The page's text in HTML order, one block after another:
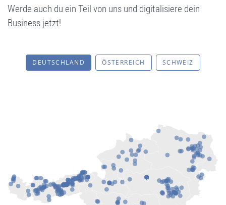
Werde auch du ein Teil von uns und digitalisiere dein
Business jetzt!
DEUTSCHLAND ÖSTERREICH SCHWEIZ